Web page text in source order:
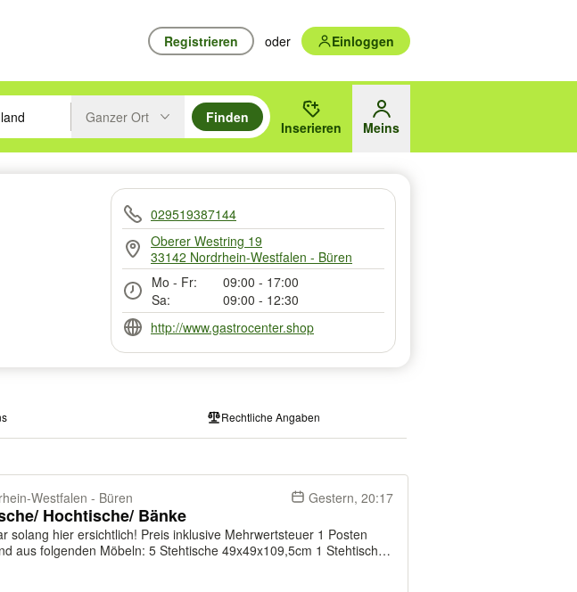
Registrieren oder Einloggen
Pfeiltasten nach oben/unten durchsuchen und mit Eingabetaste auswählen.
eingeben. Eingabetaste drücken um zu suchen, oder Vorschläge mit den Pfeiltasten nach oben/
Ganzer Ort
Finden
Inserieren Meins
029519387144
Oberer Westring 19
33142 Nordrhein-Westfalen - Büren
Mo - Fr:
09:00 - 17:00
Sa:
09:00 - 12:30
http://www.gastrocenter.shop
Rechtliche Angaben
Westfalen - Büren Gestern, 20:17
Hochtische/ Bänke
ersichtlich! Preis inklusive Mehrwertsteuer 1 Posten
Möbeln: 5 Stehtische 49x49x109,5cm 1 Stehtisch
2 Stehtische 75x49x109,5cm 2 Bänke 99x35x85cm Die
mit brauner Kunstlede...